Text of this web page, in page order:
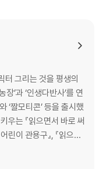
터 그리는 것을 평생의
’과 ‘인생다반사’를 연
‘짤모티콘’ 등을 출시했
우는 『읽으면서 바로 써
린이 관용구』, 『읽으면
바로 써먹는 어린이 감
바로 써먹는 어린이